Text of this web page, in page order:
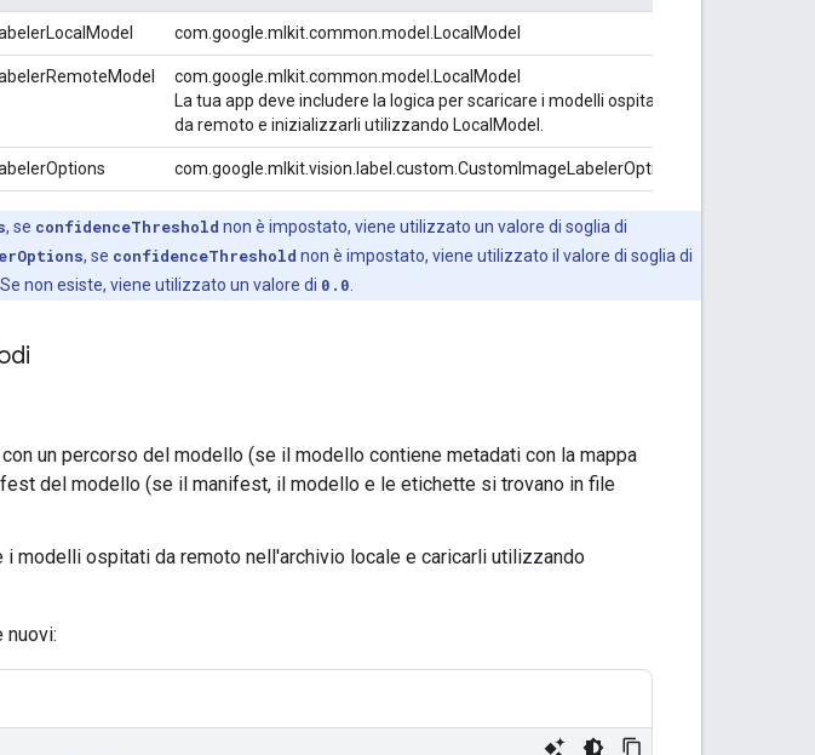
com.google.mlkit.common.model.LocalModel
com.google.mlkit.common.model.LocalModel
La tua app deve includere la logica per scaricare i modelli ospitati
da remoto e inizializzarli utilizzando LocalModel.
com.google.mlkit.vision.label.custom.CustomImageLabelerOptions
, se confidenceThreshold non è impostato, viene utilizzato un valore di soglia di
, se confidenceThreshold non è impostato, viene utilizzato il valore di soglia di
non esiste, viene utilizzato un valore di 0.0
un percorso del modello (se il modello contiene metadati con la mappa
del modello (se il manifest, il modello e le etichette si trovano in file
i modelli ospitati da remoto nell'archivio locale e caricarli utilizzando
nuovi: